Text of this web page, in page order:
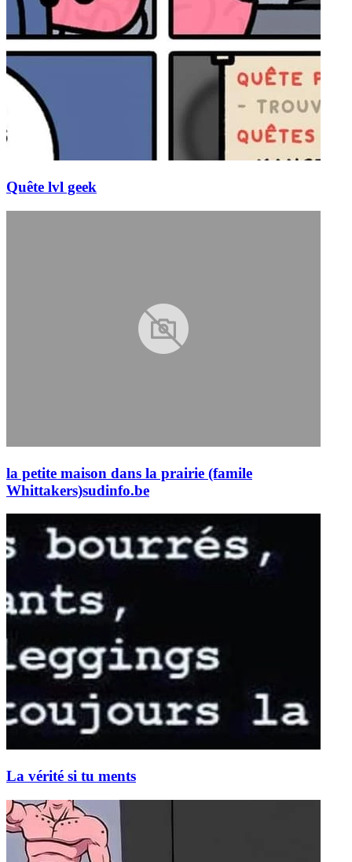
Quête lvl geek
la petite maison dans la prairie (famile
Whittakers)sudinfo.be
La vérité si tu ments